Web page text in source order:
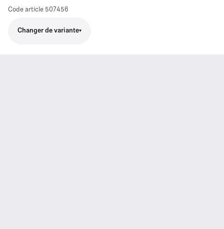
Code article 507456
Changer de variante